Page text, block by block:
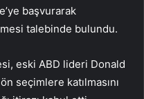
başvurarak
talebinde bulundu.
eski ABD lideri Donald
seçimlere katılmasını